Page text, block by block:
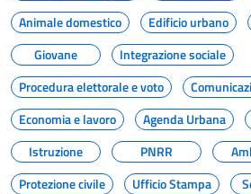
Animale domestico
Edificio urbano
Giovane
Integrazione sociale
Procedura elettorale e voto
Economia e lavoro
Agenda Urbana
Istruzione
PNRR
Protezione civile
Ufficio Stampa